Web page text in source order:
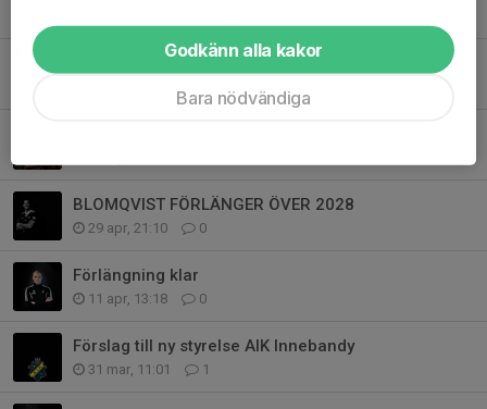
Varmt välkommen till AIK, Simon Berg! 🖤💛
BLOMQVIST FÖRLÄNGER ÖVER 2028
29 apr, 21:10 0
Förlängning klar
11 apr, 13:18 0
Förslag till ny styrelse AIK Innebandy
31 mar, 11:01 1
Godkänn alla kakor
Bara nödvändiga